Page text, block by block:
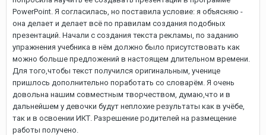
PowerPoint. Я согласилась, но поставила условие: я объясняю -
она делает и делает всё по правилам создания подобных
презентаций. Начали с создания текста рекламы, по заданию
упражнения учебника в нём должно было присутствовать как
можно больше предложений в настоящем длительном времени.
Для того,чтобы текст получился оригинальным, ученице
пришлось дополнительно поработать со словарём. Я очень
довольна нашим совместным творчеством, думаю,что и в
дальнейшем у девочки будут неплохие результаты как в учёбе,
так и в освоении ИКТ. Разрешение родителей на размещение
работы получено.